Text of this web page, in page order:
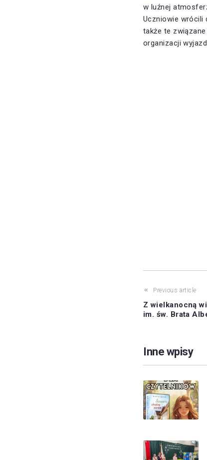
w luźnej
Uczniowie wrócili
także te
organizacji
Previous article
Z wielkanocną
im. św. Brata
Inne wpisy